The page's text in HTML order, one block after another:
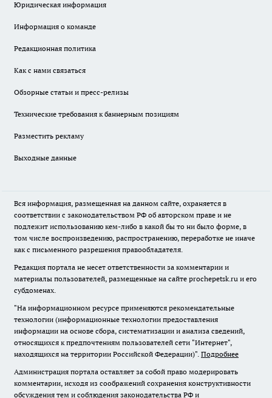
Юридическая информация
Информация о команде
Редакционная политика
Как с нами связаться
Обзорные статьи и пресс-релизы
Технические требования к баннерным позициям
Разместить рекламу
Выходные данные
Вся информация, размещенная на данном сайте, охраняется в
соответствии с законодательством РФ об авторском праве и не
подлежит использованию кем-либо в какой бы то ни было форме, в
том числе воспроизведению, распространению, переработке не иначе
как с письменного разрешения правообладателя.
Редакция портала не несет ответственности за комментарии и
материалы пользователей, размещенные на сайте prochepetsk.ru и его
субдоменах.
"На информационном ресурсе применяются рекомендательные
технологии (информационные технологии предоставления
информации на основе сбора, систематизации и анализа сведений,
относящихся к предпочтениям пользователей сети "Интернет",
находящихся на территории Российской Федерации)". Подробнее
Администрация портала оставляет за собой право модерировать
комментарии, исходя из соображений сохранения конструктивности
обсуждения тем и соблюдения законодательства РФ и